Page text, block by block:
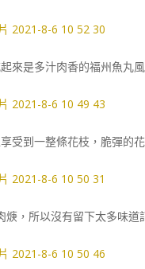
來是多汁肉香的福州魚丸
受到一整條花枝，脆彈的
焿，所以沒有留下太多味